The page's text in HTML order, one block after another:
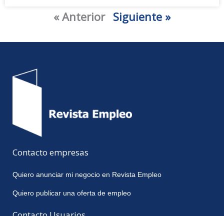
« Anterior Siguiente »
Contacto empresas
Quiero anunciar mi negocio en Revista Empleo
Quiero publicar una oferta de empleo